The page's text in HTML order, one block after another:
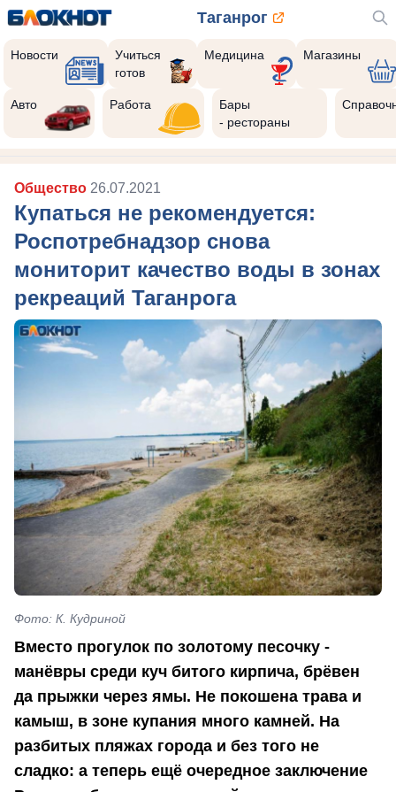
Таганрог
Новости
Учиться
готов
Медицина Магазины
Авто Работа
Бары
- рестораны
Общество 26.07.2021
Купаться не рекомендуется:
Роспотребнадзор снова
мониторит качество воды в зонах
рекреаций Таганрога
Фото: К. Кудриной
Вместо прогулок по золотому песочку -
манёвры среди куч битого кирпича, брёвен
да прыжки через ямы. Не покошена трава и
камыш, в зоне купания много камней. На
разбитых пляжах города и без того не
сладко: а теперь ещё очередное заключение